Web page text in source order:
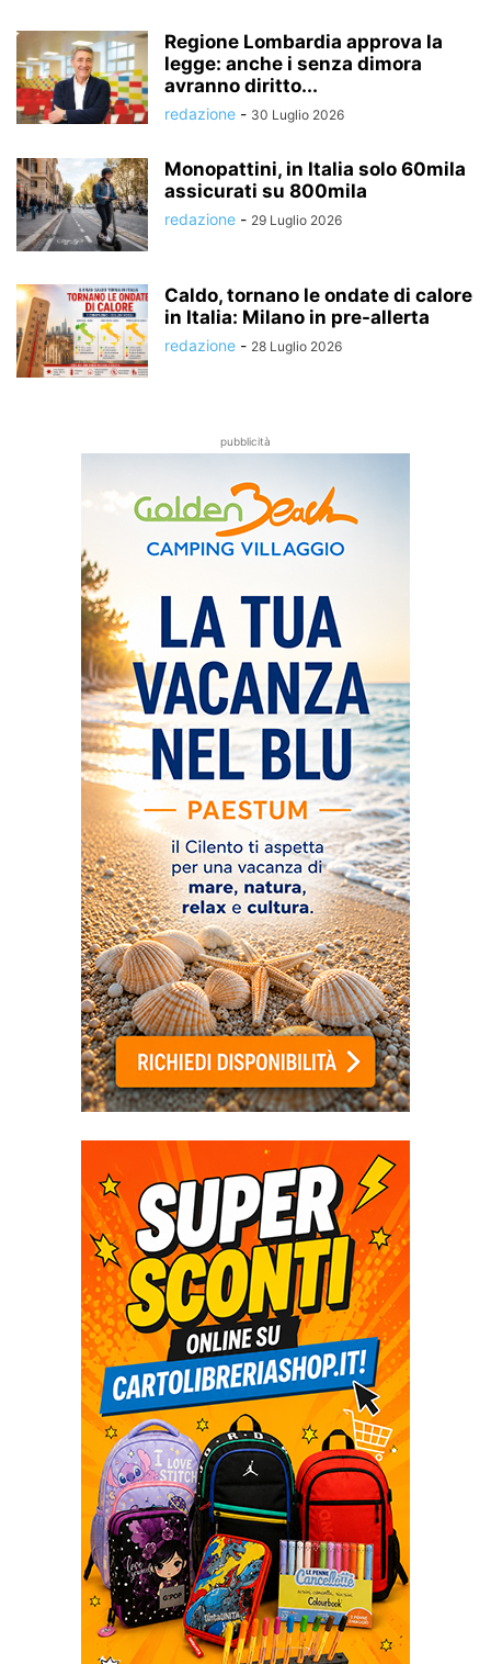
Regione Lombardia approva la
legge: anche i senza dimora
avranno diritto...
redazione - 30 Luglio 2026
Monopattini, in Italia solo 60mila
assicurati su 800mila
redazione - 29 Luglio 2026
Caldo, tornano le ondate di calore
in Italia: Milano in pre-allerta
redazione - 28 Luglio 2026
pubblicità